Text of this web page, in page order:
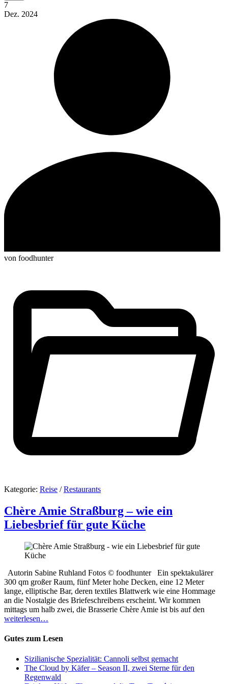
7
Dez. 2024
von foodhunter
Kategorie: Reise /Restaurants
Chère Amie Straßburg – wie ein
Liebesbrief für gute Küche
Autorin Sabine Ruhland Fotos © foodhunter Ein spektakulärer
300 qm großer Raum, fünf Meter hohe Decken, eine 12 Meter
lange, elliptische Bar, deren textiles Blattwerk wie eine Hommage
an die Nostalgie des Briefeschreibens erscheint. Wir kommen
mittags um halb zwei, die Brasserie Chère Amie ist bis auf den
weiterlesen…
Gutes zum Lesen
Sizilianische Spezialität: Cannoli selbst gemacht
The Cloud by Käfer – Season II, zwei Sterne für den
Regenwald